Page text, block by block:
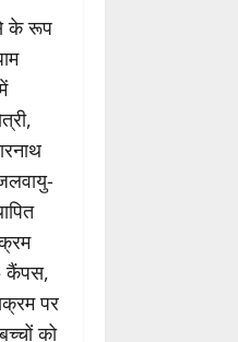
के रूप
कैंपस,
पर
को